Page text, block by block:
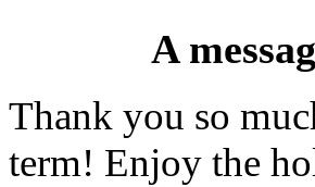
A
Thank you so
term! Enjoy the